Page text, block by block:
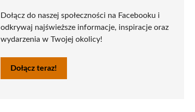
Dołącz do naszej społeczności na Facebooku i
odkrywaj najświeższe informacje, inspiracje oraz
wydarzenia w Twojej okolicy!
Dołącz teraz!